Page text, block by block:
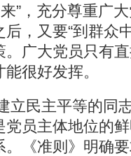
”，充分尊重广
，又要“到群众
广大党员只有
很好发挥。
立民主平等的同
党员主体地位的
《准则》明确